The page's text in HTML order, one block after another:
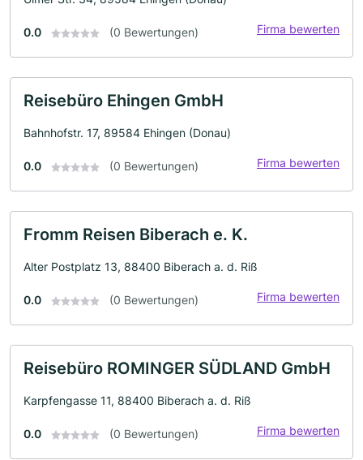
0.0 (0 Bewertungen) Firma bewerten
Reisebüro Ehingen GmbH
Bahnhofstr. 17, 89584 Ehingen (Donau)
0.0 (0 Bewertungen) Firma bewerten
Fromm Reisen Biberach e. K.
Alter Postplatz 13, 88400 Biberach a. d. Riß
0.0 (0 Bewertungen) Firma bewerten
Reisebüro ROMINGER SÜDLAND GmbH
Karpfengasse 11, 88400 Biberach a. d. Riß
0.0 (0 Bewertungen) Firma bewerten